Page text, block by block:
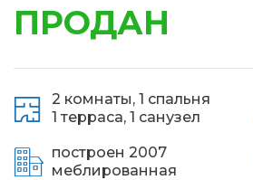
ПРОДАН
2 комнаты, 1 спальня
1 терраса, 1 санузел
построен 2007
меблированная